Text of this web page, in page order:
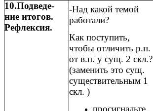
10.Подведе-
ние итогов.
Рефлексия.
-Над какой темой
работали?
Как поступить,
чтобы отличить р.п.
от в.п. у сущ. 2 скл.?
(заменить это сущ.
существительным 1
скл. )